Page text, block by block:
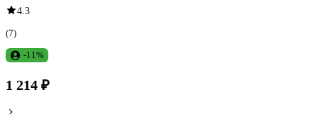
4.3
(7)
-11%
1 214 ₽